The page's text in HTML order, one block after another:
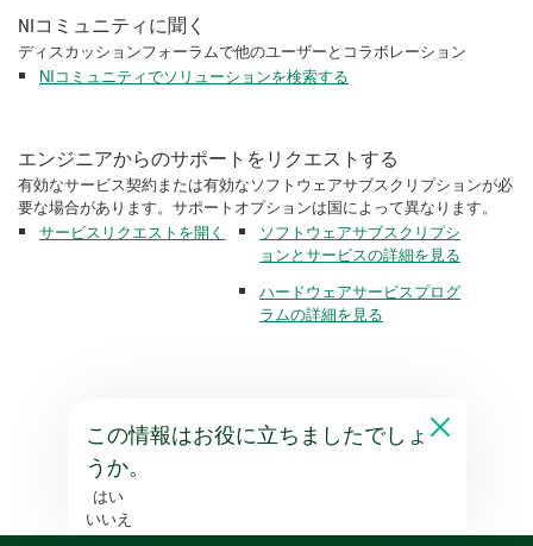
NIコミュニティに聞く
ディスカッションフォーラムで他のユーザーとコラボレーション
NIコミュニティでソリューションを検索する
エンジニアからのサポートをリクエストする
有効なサービス契約または有効なソフトウェアサブスクリプションが必
要な場合があります。サポートオプションは国によって異なります。
サービスリクエストを開く
ソフトウェアサブスクリプシ
ョンとサービスの詳細を見る
ハードウェアサービスプログ
ラムの詳細を見る
この情報はお役に立ちましたでしょ
うか。
はい
いいえ